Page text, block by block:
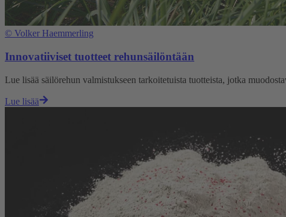
© Volker Haemmerling
Innovatiiviset tuotteet rehunsäilöntään
Lue lisää säilörehun valmistukseen tarkoitetuista tuotteista, jotka
Lue lisää